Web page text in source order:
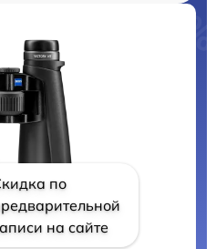
по
на сайте